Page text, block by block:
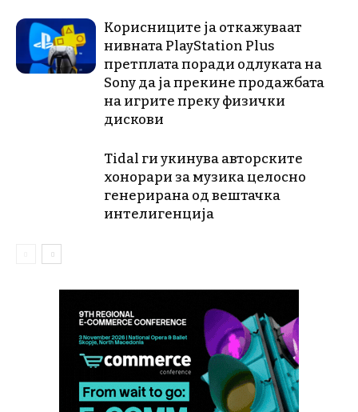
Корисниците ја откажуваат
нивната PlayStation Plus
претплата поради одлуката на
Sony да ја прекине продажбата
на игрите преку физички
дискови
Tidal ги укинува авторските
хонорари за музика целосно
генерирана од вештачка
интелигенција